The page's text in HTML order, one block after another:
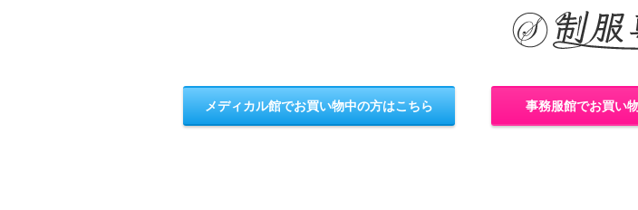
メディカル館でお買い物中の方はこちら 事務服館でお買い